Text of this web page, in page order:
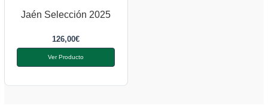
Jaén Selección 2025
126,00€
Ver Producto